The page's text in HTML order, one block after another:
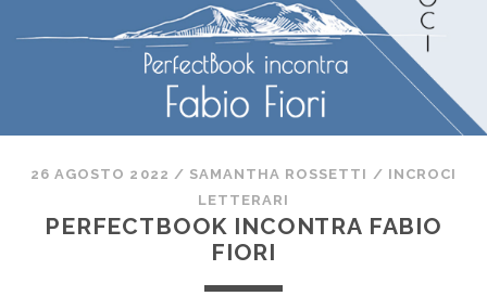
26 AGOSTO 2022 / SAMANTHA ROSSETTI / INCROCI
LETTERARI
PERFECTBOOK INCONTRA FABIO
FIORI